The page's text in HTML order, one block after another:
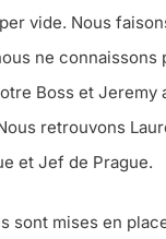
vide. Nous
ne connaissons
Boss et Jeremy
retrouvons
et Jef de Prague.
sont mises en